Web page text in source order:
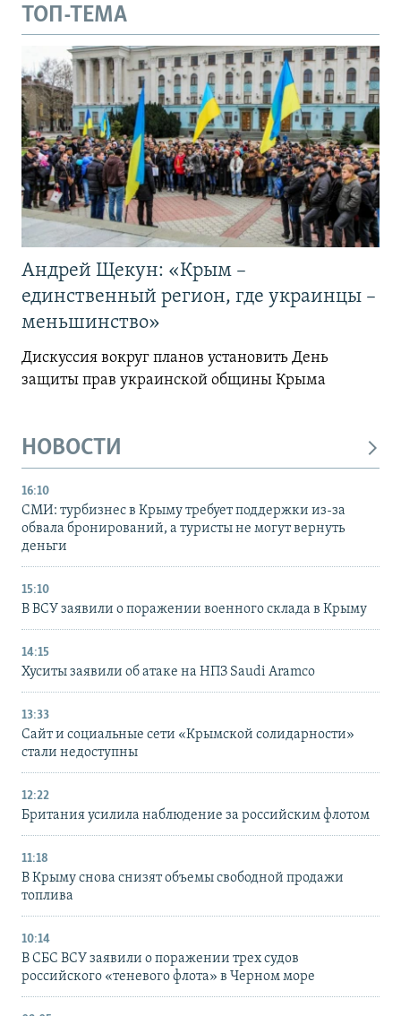
ТОП-ТЕМА
Андрей Щекун: «Крым –
единственный регион, где украинцы –
меньшинство»
Дискуссия вокруг планов установить День
защиты прав украинской общины Крыма
НОВОСТИ
16:10
СМИ: турбизнес в Крыму требует поддержки из-за
обвала бронирований, а туристы не могут вернуть
деньги
15:10
В ВСУ заявили о поражении военного склада в Крыму
14:15
Хуситы заявили об атаке на НПЗ Saudi Aramco
13:33
Сайт и социальные сети «Крымской солидарности»
стали недоступны
12:22
Британия усилила наблюдение за российским флотом
11:18
В Крыму снова снизят объемы свободной продажи
топлива
10:14
В СБС ВСУ заявили о поражении трех судов
российского «теневого флота» в Черном море